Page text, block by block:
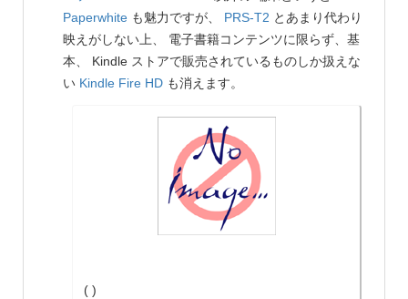
Paperwhite も魅力ですが、 PRS-T2 とあまり代わり
映えがしない上、 電子書籍コンテンツに限らず、基
本、 Kindle ストアで販売されているものしか扱えな
い Kindle Fire HD も消えます。
( )